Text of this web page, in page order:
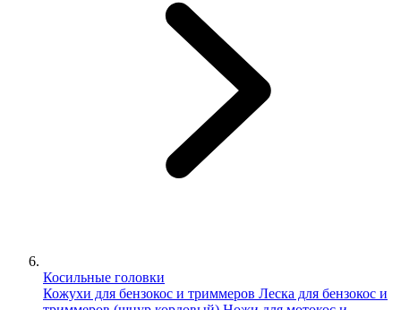
Косильные головки
Кожухи для бензокос и триммеров Леска для бензокос и